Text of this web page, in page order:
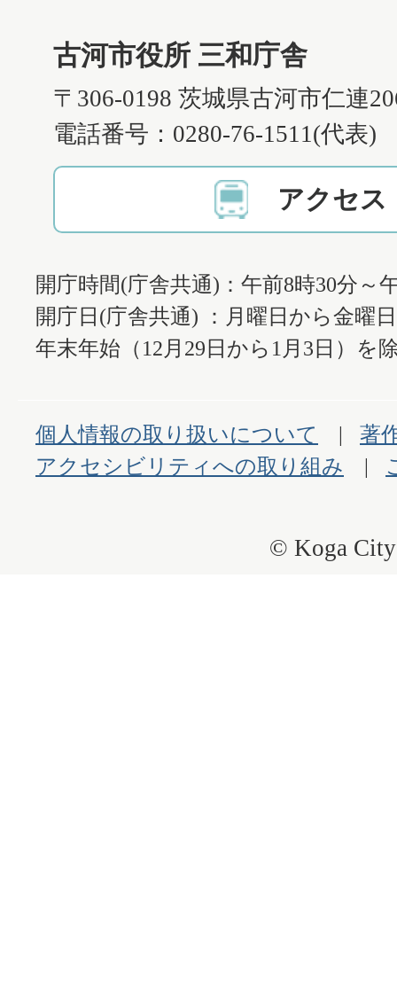
古河市役所 三和庁舎
〒306-0198 茨城県古河市仁連
電話番号：0280-76-1511(代表)
アクセス
開庁時間(庁舎共通)：午前8時30分～
開庁日(庁舎共通) ：月曜日から金曜
年末年始（12月29日から1月3日）を
個人情報の取り扱いについて
著
アクセシビリティへの取り組み
© Koga City